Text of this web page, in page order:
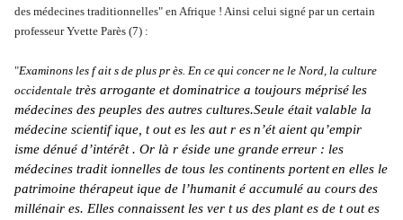
des médecines traditionnelles" en Afrique ! Ainsi celui signé par un certain
professeur Yvette Parès (7) :
"Examinons les f ait s de plus pr ès. En ce qui concer ne le Nord, la culture
occidentale très arrogante et dominatrice a toujours méprisé les
médecines des peuples des autres cultures.Seule était valable la
médecine scientif ique, t out es les aut r esn’ét aient qu’empir
isme dénué d’intérêt . Or là r éside une grandeerreur : les
médecines tradit ionnelles de tous les continents portenten elles le
patrimoine thérapeut ique de l’humanit é accumulé au coursdes
millénair es. Elles connaissent les ver t us des plant es de t out es